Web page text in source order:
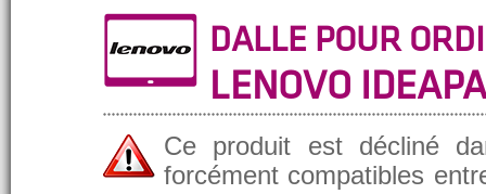
DALLE POUR
LENOVO
Ce produit est décliné
forcément compatibles